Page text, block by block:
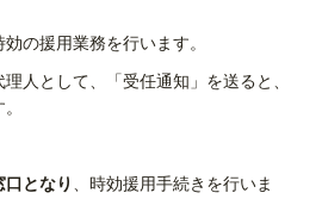
の援用業務を行います。
人として、「受任通知」を送ると、
となり 、時効援用手続きを行いま